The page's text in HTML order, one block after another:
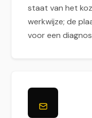
staat van het
werkwijze; de
voor een